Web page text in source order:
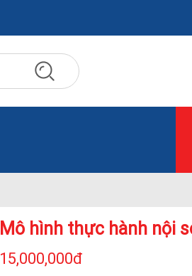
Mô hình thực hành nội
15,000,000đ